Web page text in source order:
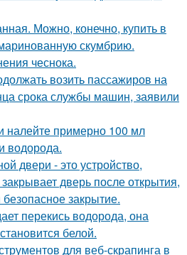
Можно, конечно, купить в
скумбрию.
чеснока.
возить пассажиров на
срока службы машин, заявили
налейте примерно 100 мл
водорода.
двери - это устройство,
дверь после открытия,
закрытие.
перекись водорода, она
белой.
для веб-скрапинга в